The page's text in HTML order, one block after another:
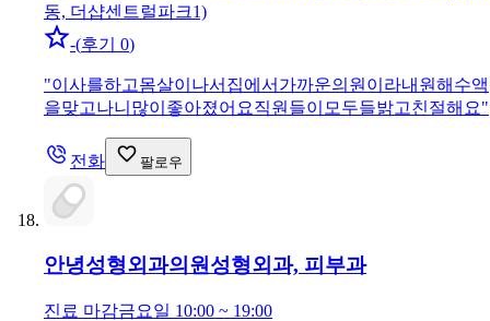
동, 더샵센트럴파크1)
-(후기 0)
"이사를하고몸살이나서집에서가까운의원이라내원해수액
을맞고나니많이좋아졌어요직원들이모두들밝고친절해요"
전화 팔로우
안녕성형외과의원 성형외과, 피부과
진료 마감금요일 10:00 ~ 19:00